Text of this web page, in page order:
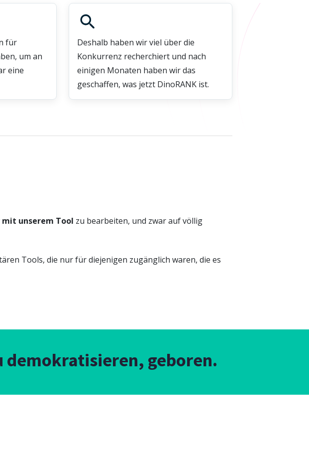
für
um an
eine
Deshalb haben wir viel über die
Konkurrenz recherchiert und nach
einigen Monaten haben wir das
geschaffen, was jetzt DinoRANK ist.
mit unserem Tool zu bearbeiten, und zwar auf völlig
Tools, die nur für diejenigen zugänglich waren, die es
demokratisieren, geboren.